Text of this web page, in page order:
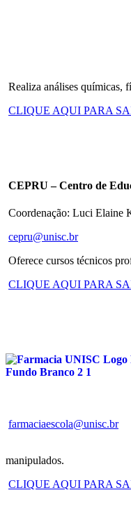
Realiza análises químicas,
CLIQUE AQUI PARA
CEPRU – Centro de
Coordenação: Luci Elaine
cepru@unisc.br
Oferece cursos técnicos
CLIQUE AQUI PARA
farmaciaescola@unisc.br
Oferece
manipulados.
CLIQUE AQUI PARA